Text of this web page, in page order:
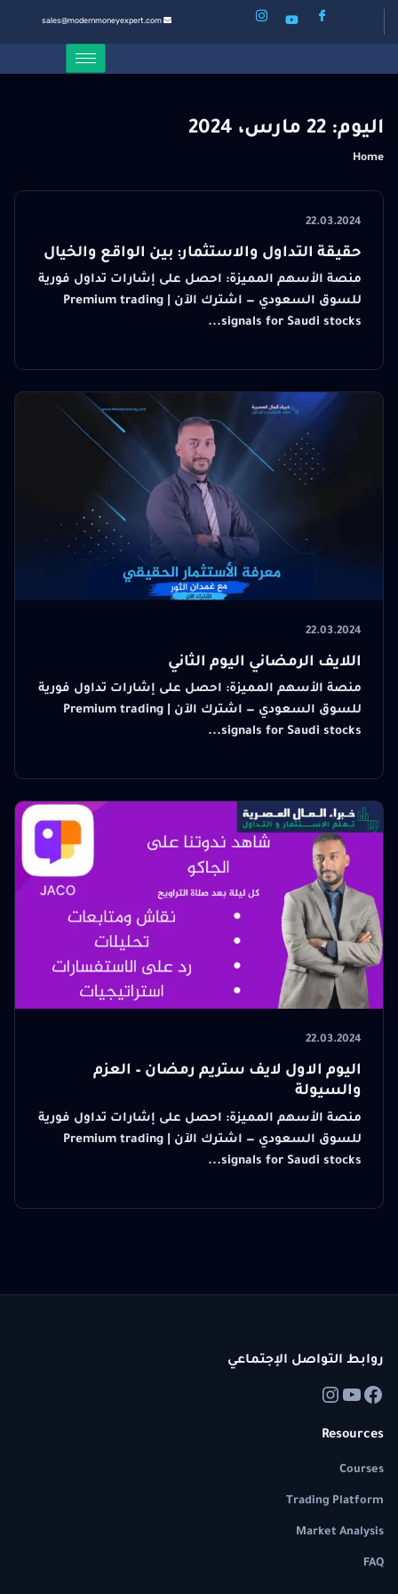
sales@modernmoneyexpert.com
اليوم: 22 مارس، 2024
Home
22.03.2024
حقيقة التداول والاستثمار: بين الواقع والخيال
منصة الأسهم المميزة: احصل على إشارات تداول فورية
للسوق السعودي — اشترك الآن | Premium trading
signals for Saudi stocks...
22.03.2024
اللايف الرمضاني اليوم الثاني
منصة الأسهم المميزة: احصل على إشارات تداول فورية
للسوق السعودي — اشترك الآن | Premium trading
signals for Saudi stocks...
22.03.2024
اليوم الاول لايف ستريم رمضان – العزم
والسيولة
منصة الأسهم المميزة: احصل على إشارات تداول فورية
للسوق السعودي — اشترك الآن | Premium trading
signals for Saudi stocks...
روابط التواصل الإجتماعي
Resources
Courses
Trading Platform
Market Analysis
FAQ